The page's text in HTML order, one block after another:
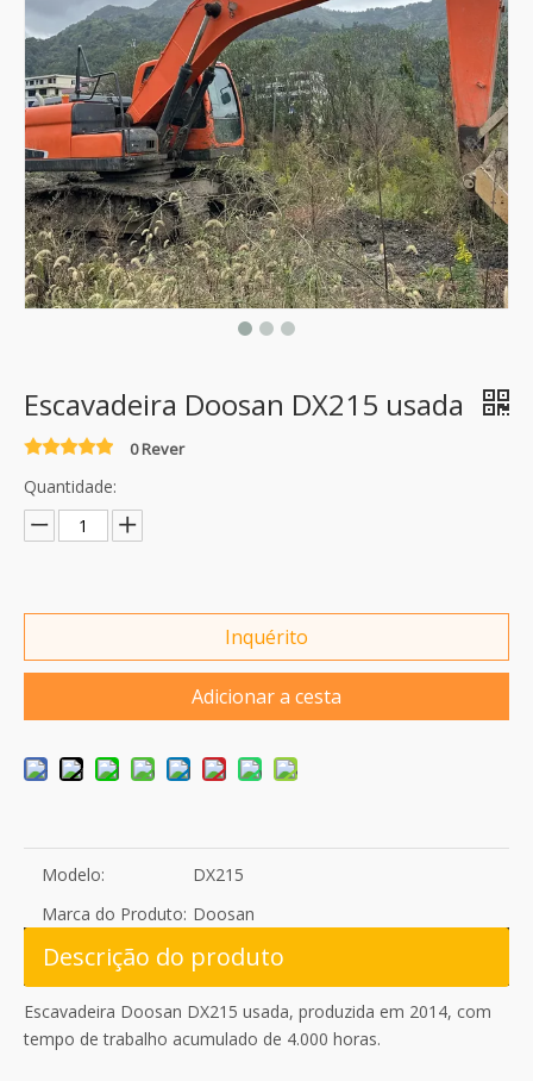
Escavadeira Doosan DX215 usada
0 Rever
Quantidade:
Inquérito
Adicionar a cesta
Modelo:
DX215
Marca do Produto: Doosan
Descrição do produto
Escavadeira Doosan DX215 usada, produzida em 2014, com
tempo de trabalho acumulado de 4.000 horas.